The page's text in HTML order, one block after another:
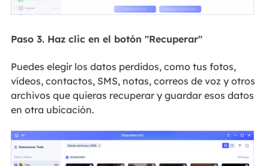
Paso 3. Haz clic en el botón "Recuperar"
Puedes elegir los datos perdidos, como tus fotos,
vídeos, contactos, SMS, notas, correos de voz y otros
archivos que quieras recuperar y guardar esos datos
en otra ubicación.